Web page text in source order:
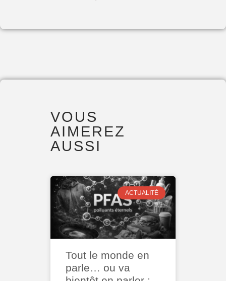
VOUS
AIMEREZ
AUSSI
ACTUALITÉ
Tout le monde en
parle… ou va